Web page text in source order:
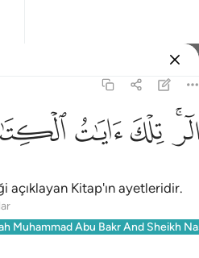
الٓر
ﲒﲓﲔﲕ
açıklayan Kitap'ın ayetleridir.
Muhammad Abu Bakr And Sheikh